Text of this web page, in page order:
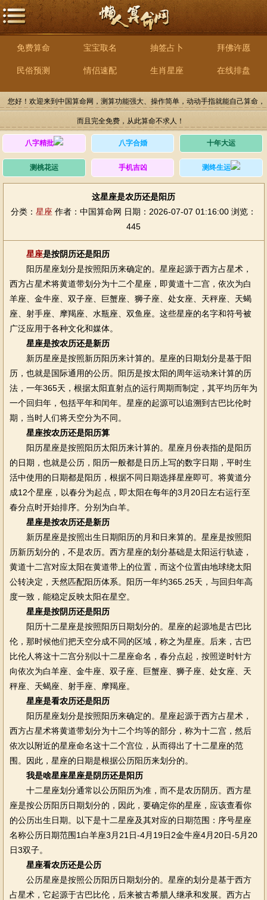
免费算命 宝宝取名 抽签占卜 拜佛许愿
民俗预测 情侣速配 生肖星座 在线排盘
您好！欢迎来到中国算命网，测算功能强大、操作简单，动动手指就能自己算命，
而且完全免费，从此算命不求人！
八字精批 八字合婚 十年大运
测桃花运 手机吉凶 测终生运
这星座是农历还是阳历
分类： 星座 作者：中国算命网 日期：2026-07-07 01:16:00 浏览：
445
星座是按阴历还是阳历
阳历星座划分是按照阳历来确定的。星座起源于西方占星术，
西方占星术将黄道带划分为十二个星座，即黄道十二宫，依次为白
羊座、金牛座、双子座、巨蟹座、狮子座、处女座、天秤座、天蝎
座、射手座、摩羯座、水瓶座、双鱼座。这些星座的名字和符号被
广泛应用于各种文化和媒体。
星座是按农历还是新历
新历星座是按照新历阳历来计算的。星座的日期划分是基于阳
历，也就是国际通用的公历。阳历是按太阳的周年运动来计算的历
法，一年365天，根据太阳直射点的运行周期而制定，其平均历年为
一个回归年，包括平年和闰年。星座的起源可以追溯到古巴比伦时
期，当时人们将天空分为不同。
星座按农历还是阳历算
阳历星座是按照阳历太阳历来计算的。星座月份表指的是阳历
的日期，也就是公历，阳历一般都是日历上写的数字日期，平时生
活中使用的日期都是阳历，根据不同日期选择星座即可。将黄道分
成12个星座，以春分为起点，即太阳在每年的3月20日左右运行至
春分点时开始排序。分别为白羊。
星座是按农历还是新历
新历星座是按照出生日期阳历的月和日来算的。星座是按照阳
历新历划分的，不是农历。西方星座的划分基础是太阳运行轨迹，
黄道十二宫对应太阳在黄道带上的位置，而这个位置由地球绕太阳
公转决定，天然匹配阳历体系。阳历一年约365.25天，与回归年高
度一致，能稳定反映太阳在星空。
星座是按阴历还是阳历
阳历十二星座是按照阳历日期划分的。星座的起源地是古巴比
伦，那时候他们把天空分成不同的区域，称之为星座。后来，古巴
比伦人将这十二宫分别以十二星座命名，春分点起，按照逆时针方
向依次为白羊座、金牛座、双子座、巨蟹座、狮子座、处女座、天
秤座、天蝎座、射手座、摩羯座。
星座是看农历还是阳历
阳历星座划分是按照阳历来确定的。星座起源于西方占星术，
西方占星术将黄道带划分为十二个均等的部分，称为十二宫，然后
依次以附近的星座命名这十二个宫位，从而得出了十二星座的范
围。因此，星座的日期是根据公历阳历来划分的。
我是啥星座星座是阴历还是阳历
十二星座划分通常以公历阳历为准，而不是农历阴历。西方星
座是按公历阳历日期划分的，因此，要确定你的星座，应该查看你
的公历出生日期。以下是十二星座及其对应的日期范围：序号星座
名称公历日期范围1白羊座3月21日-4月19日2金牛座4月20日-5月20
日3双子。
星座看农历还是公历
公历星座是按照公历阳历日期划分的。星座的划分是基于西方
占星术，它起源于古巴比伦，后来被古希腊人继承和发展。西方占